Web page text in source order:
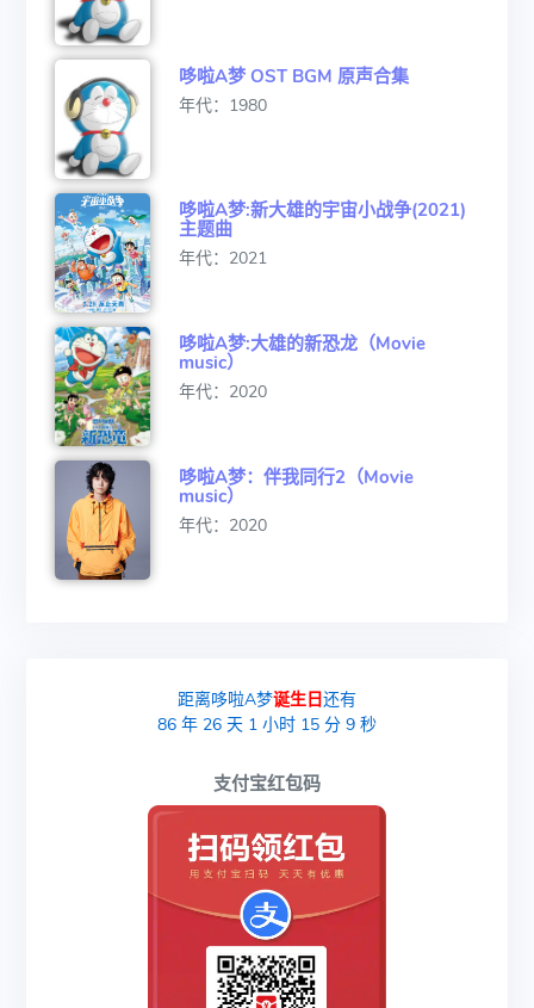
哆啦A梦 OST BGM 原声合集
年代：1980
哆啦A梦:新大雄的宇宙小战争(2021)
主题曲
年代：2021
哆啦A梦:大雄的新恐龙（Movie
music）
年代：2020
哆啦A梦：伴我同行2（Movie
music）
年代：2020
距离哆啦A梦诞生日还有
86 年26 天1 小时15 分9 秒
支付宝红包码